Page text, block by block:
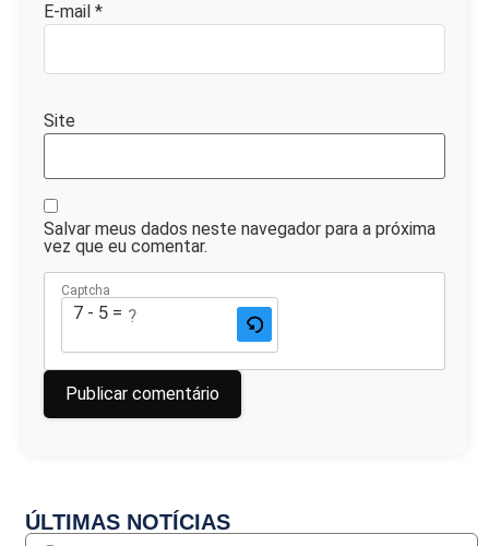
E-mail *
Site
Salvar meus dados neste navegador para a próxima
vez que eu comentar.
Captcha
7 - 5 = ?
ÚLTIMAS NOTÍCIAS